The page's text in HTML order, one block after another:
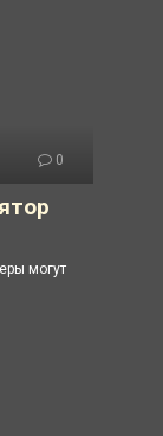
0
могут